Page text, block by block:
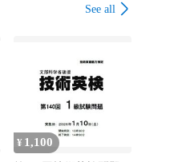
See all
¥ 1,100